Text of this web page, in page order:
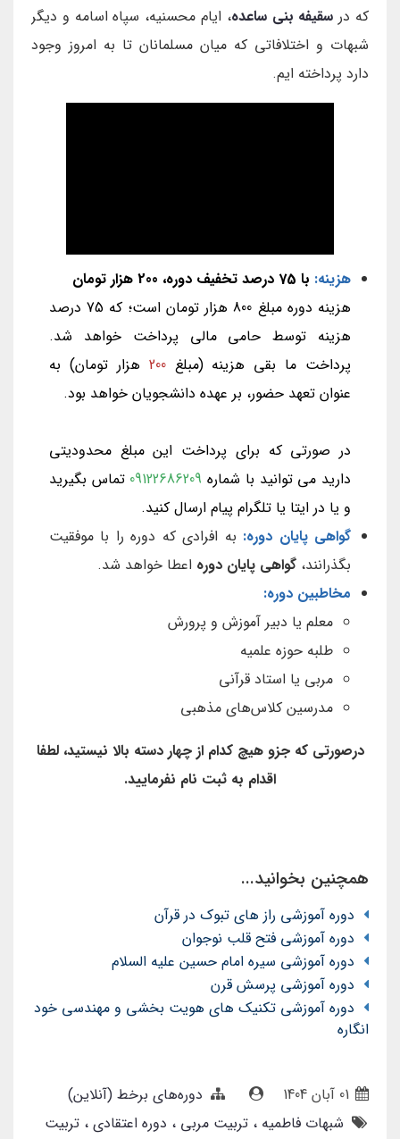
که در سقیفه بنی ساعده، ایام محسنیه، سپاه اسامه و دیگر
شبهات و اختلافاتی که میان مسلمانان تا به امروز وجود
دارد پرداخته ایم.
هزینه: با 75 درصد تخفیف دوره، 200 هزار تومان
هزینه دوره مبلغ 800
هزار تومان است؛ که 75 درصد
هزینه توسط حامی مالی پرداخت خواهد شد.
پرداخت ما بقی هزینه (مبلغ200 هزار تومان) به
عنوان تعهد حضور، بر عهده دانشجویان خواهد بود.
در صورتی که برای پرداخت این مبلغ محدودیتی
دارید می توانید با شماره 09122686209 تماس بگیرید
و یا در ایتا یا تلگرام پیام ارسال کنید.
گواهی پایان دوره: به افرادی که دوره را با موفقیت
بگذرانند، گواهی پایان دوره اعطا خواهد شد.
مخاطبین دوره:
معلم یا دبیر آموزش و پرورش
طلبه حوزه علمیه
مربی یا استاد قرآنی
مدرسین کلاس‌های مذهبی
درصورتی که جزو هیچ کدام از چهار دسته بالا نیستید، لطفا
اقدام به ثبت نام نفرمایید.
همچنین بخوانید...
دوره آموزشی راز های تبوک در قرآن
دوره آموزشی فتح قلب نوجوان
دوره آموزشی سیره امام حسین علیه السلام
دوره آموزشی پرسش قرن
دوره آموزشی تکنیک های هویت بخشی و مهندسی خود
انگاره
دوره‌های برخط (آنلاین)
شبهات فاطمیه
تربیت مربی دوره اعتقادی تربیت